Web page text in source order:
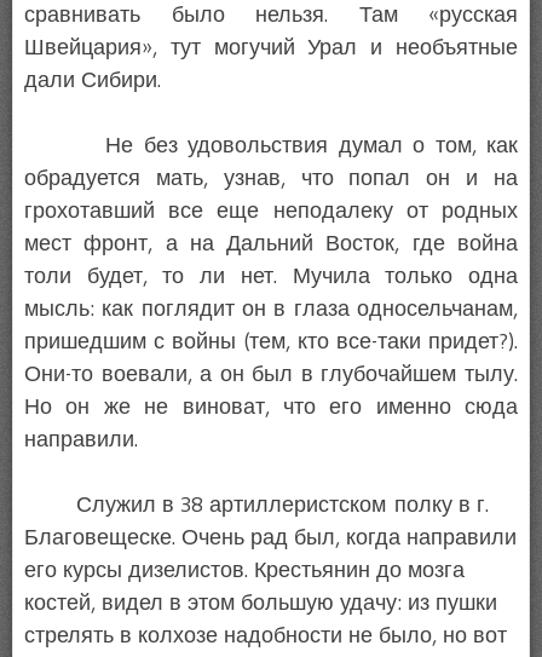
сравнивать было нельзя. Там «русская
Швейцария», тут могучий Урал и необъятные
дали Сибири.
Не без удовольствия думал о том, как
обрадуется мать, узнав, что попал он и на
грохотавший все еще неподалеку от родных
мест фронт, а на Дальний Восток, где война
толи будет, то ли нет. Мучила только одна
мысль: как поглядит он в глаза односельчанам,
пришедшим с войны (тем, кто все-таки придет?).
Они-то воевали, а он был в глубочайшем тылу.
Но он же не виноват, что его именно сюда
направили.
Служил в 38 артиллеристском полку в г.
Благовещеске. Очень рад был, когда направили
его курсы дизелистов. Крестьянин до мозга
костей, видел в этом большую удачу: из пушки
стрелять в колхозе надобности не было, но вот